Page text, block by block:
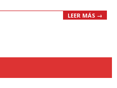
LEER MÁS →